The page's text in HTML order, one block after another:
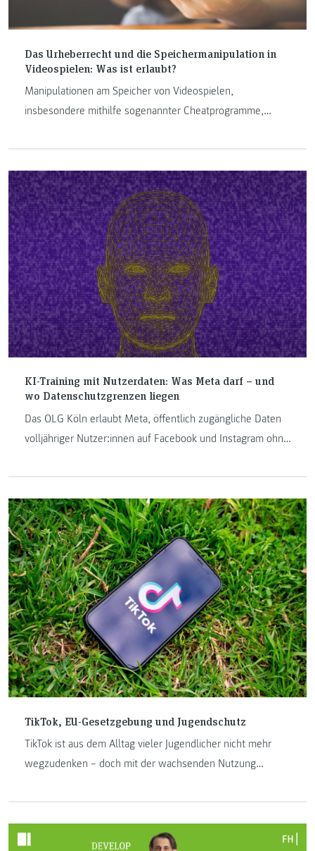
Das Urheberrecht und die Speichermanipulation in
Videospielen: Was ist erlaubt?
Manipulationen am Speicher von Videospielen,
insbesondere mithilfe sogenannter Cheatprogramme,
bewerten?
KI-Training mit Nutzerdaten: Was Meta darf – und
wo Datenschutzgrenzen liegen
Das OLG Köln erlaubt Meta, öffentlich zugängliche Daten
volljähriger Nutzer:innen auf Facebook und Instagram ohne
gemäß DSGVO. Die Entscheidung wirft
datenschutzrechtliche Fragen auf – etwa zum Umgang mit
sensiblen Daten Dritter, zur Löschungspflicht oder zum
Recht auf Vergessenwerden.
TikTok, EU-Gesetzgebung und Jugendschutz
TikTok ist aus dem Alltag vieler Jugendlicher nicht mehr
wegzudenken – doch mit der wachsenden Nutzung
und Jugendliche besser zu schützen. Christina Danner,
IRM-Studierende an der FH JOANNEUM, analysiert, wie